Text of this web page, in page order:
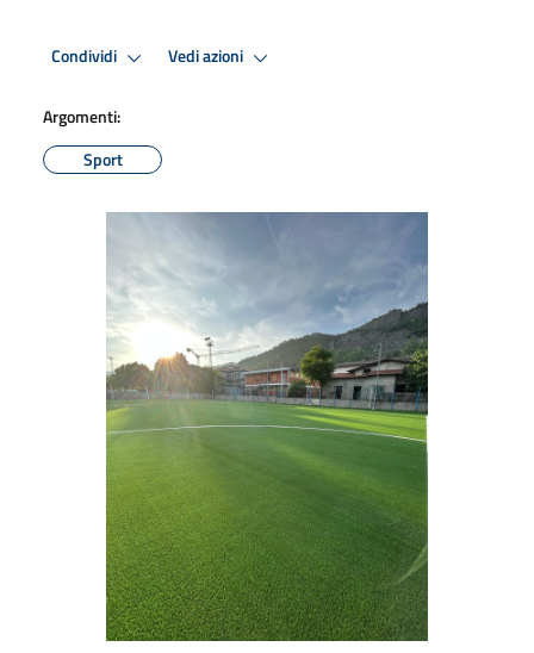
Condividi Vedi azioni
Argomenti:
Sport